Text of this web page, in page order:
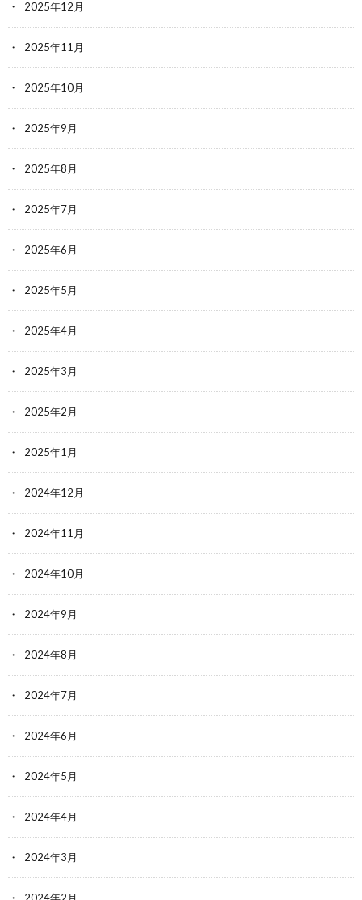
2025年12月
2025年11月
2025年10月
2025年9月
2025年8月
2025年7月
2025年6月
2025年5月
2025年4月
2025年3月
2025年2月
2025年1月
2024年12月
2024年11月
2024年10月
2024年9月
2024年8月
2024年7月
2024年6月
2024年5月
2024年4月
2024年3月
2024年2月